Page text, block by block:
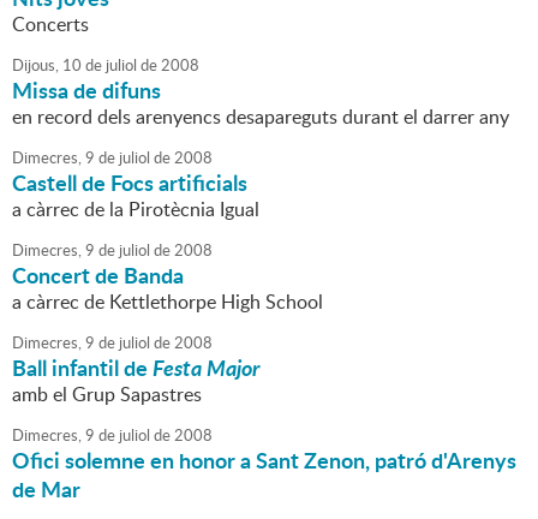
Concerts
Dijous, 10 de juliol de2008
Missa de difuns
en record dels arenyencs desapareguts durant el darrer any
Dimecres,9 de juliol de2008
Castell de Focs artificials
a càrrec de la Pirotècnia Igual
Dimecres,9 de juliol de2008
Concert de Banda
a càrrec de Kettlethorpe High School
Dimecres,9 de juliol de2008
Ball infantil deFesta Major
amb el Grup Sapastres
Dimecres,9 de juliol de2008
Ofici solemne en honor a Sant Zenon, patró d'Arenys
de Mar